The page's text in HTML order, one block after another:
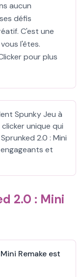
aucun
défis
C'est une
l'êtes.
pour plus
Spunky Jeu à
unique qui
2.0 : Mini
engageants et
2.0 : Mini
Remake est